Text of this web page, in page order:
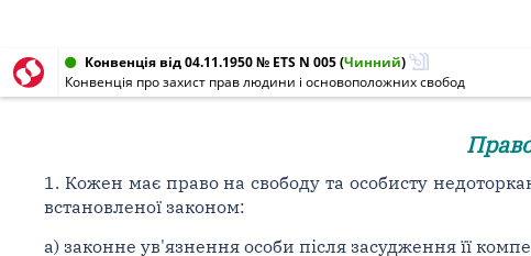
Конвенція від 04.11.1950 № ETS N 005(Чинний)
Конвенція про захист прав людини і основоположних свобод